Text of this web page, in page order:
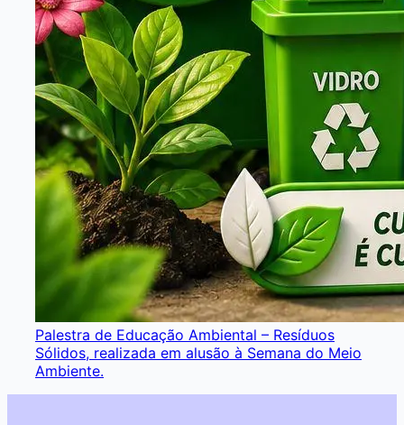
Palestra de Educação Ambiental – Resíduos
Sólidos, realizada em alusão à Semana do Meio
Ambiente.